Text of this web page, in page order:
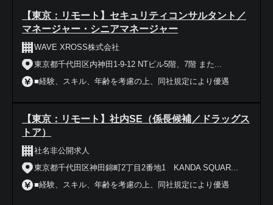
【東京：リモート】セキュリティコンサルタント／
マネージャー・シニアマネージャー
WAVE XROSS株式会社
東京都千代田区内神田1-9-12 NTビル5階、7階 また...
■経験、スキル、年齢を考慮の上、同社規定により優遇
【東京：リモート】社内SE（係長候補／ドラッグス
トア）
社名非公開求人
東京都千代田区神田錦町2丁目2番地1 KANDA SQUAR...
■経験、スキル、年齢を考慮の上、同社規定により優遇